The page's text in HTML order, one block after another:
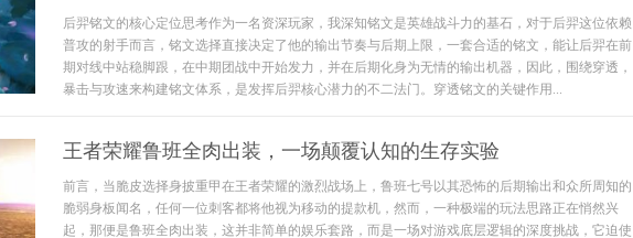
后羿铭文的核心定位思考作为一名资深玩家，我深知铭文是英雄战斗力的基石，对于后羿这位依赖
普攻的射手而言，铭文选择直接决定了他的输出节奏与后期上限，一套合适的铭文，能让后羿在前
期对线中站稳脚跟，在中期团战中开始发力，并在后期化身为无情的输出机器，因此，围绕穿透，
暴击与攻速来构建铭文体系，是发挥后羿核心潜力的不二法门。穿透铭文的关键作用...
王者荣耀鲁班全肉出装，一场颠覆认知的生存实验
前言，当脆皮选择身披重甲在王者荣耀的激烈战场上，鲁班七号以其恐怖的后期输出和众所周知的
脆弱身板闻名，任何一位刺客都将他视为移动的提款机，然而，一种极端的玩法思路正在悄然兴
起，那便是鲁班全肉出装，这并非简单的娱乐套路，而是一场对游戏底层逻辑的深度挑战，它迫使